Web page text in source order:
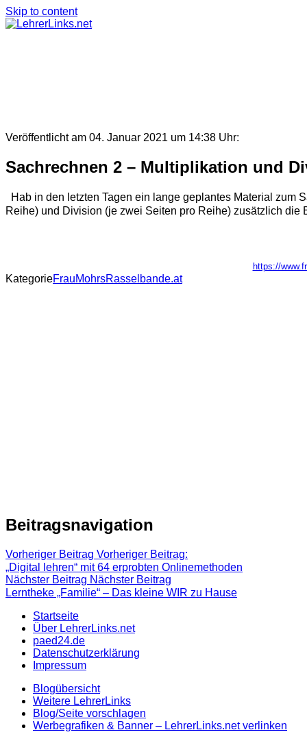
Skip to content
Veröffentlicht am 04. Januar 2021 um 14:38 Uhr:
Sachrechnen 2 – Multiplikation und
Hab in den letzten Tagen ein lange geplantes Material
Reihe) und Division (je zwei Seiten pro Reihe) zusätzlich die
https://
KategorieFrauMohrsRasselbande.at
Beitragsnavigation
Vorheriger Beitrag Vorheriger Beitrag:
„Digital lehren“ mit 64 erprobten Onlinemethoden
Nächster Beitrag Nächster Beitrag
Lerntheke „Familie“ – Das kleine WIR zu Hause
Startseite
Über LehrerLinks.net
paed24.de
Datenschutzerklärung
Impressum
Blogübersicht
Weitere LehrerLinks
Blog/Seite vorschlagen
Werbegrafiken & Banner – LehrerLinks.net verlinken